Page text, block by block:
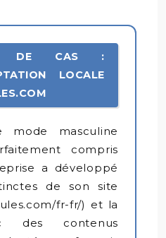
DE CAS :
LOCALE
mode masculine
compris
a développé
de son site
fr-fr/) et la
des contenus